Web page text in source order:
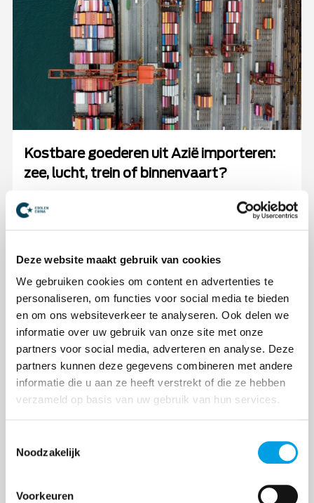
Deze website maakt gebruik van cookies
We gebruiken cookies om content en advertenties te
personaliseren, om functies voor social media te bieden
en om ons websiteverkeer te analyseren. Ook delen we
informatie over uw gebruik van onze site met onze
partners voor social media, adverteren en analyse. Deze
partners kunnen deze gegevens combineren met andere
informatie die u aan ze heeft verstrekt of die ze hebben
verzameld op basis van uw gebruik van hun services.
Noodzakelijk
Voorkeuren
Kostbare goederen uit Azië importeren:
zee, lucht, trein of binnenvaart?
Zee, lucht, trein of binnenvaart? Ontdek de voor-
en nadelen van elke transportmodaliteit en kies